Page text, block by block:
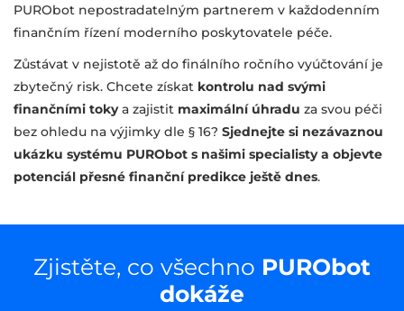
PURObot nepostradatelným partnerem v každodenním
finančním řízení moderního poskytovatele péče.
Zůstávat v nejistotě až do finálního ročního vyúčtování je
zbytečný risk. Chcete získat kontrolu nad svými
finančními tokya zajistit maximální úhradu za svou péči
bez ohledu na výjimky dle § 16? Sjednejte si nezávaznou
ukázku systému PURObot s našimi specialisty a objevte
potenciál přesné finanční predikce ještě dnes.
Zjistěte, co všechno PURObot
dokáže